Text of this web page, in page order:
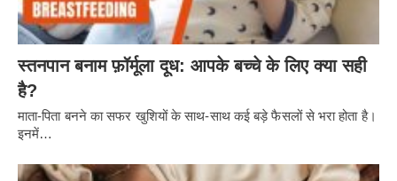
स्तनपान बनाम फ़ॉर्मूला दूध: आपके बच्चे के लिए क्या सही
है?
माता-पिता बनने का सफर खुशियों के साथ-साथ कई बड़े फैसलों से भरा होता है।
इनमें…